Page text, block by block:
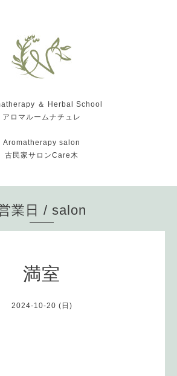
＆ Herbal School
アロマルームナチュレ
Aromatherapy salon
古民家サロンCare木
業日 / salon
満室
2024-10-20 (日)